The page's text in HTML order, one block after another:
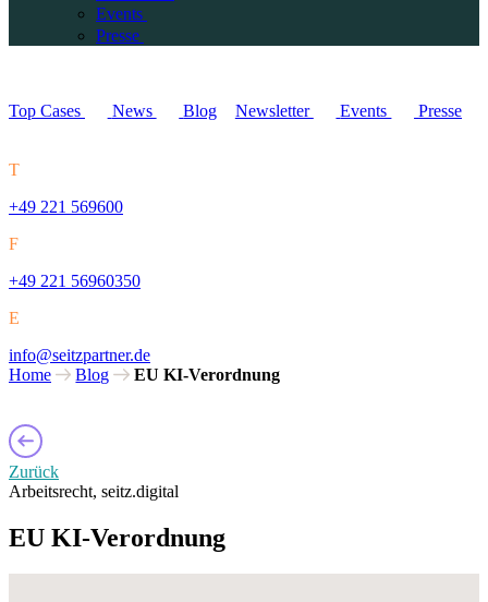
Events
Presse
Top Cases News Blog Newsletter Events Presse
T
+49 221 569600
F
+49 221 56960350
E
info@seitzpartner.de
Home
Blog EU KI-Verordnung
Zurück
Arbeitsrecht, seitz.digital
EU KI-Verordnung